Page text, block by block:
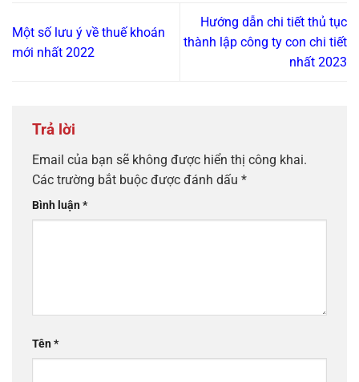
Một số lưu ý về thuế khoán
mới nhất 2022
Hướng dẫn chi tiết thủ tục
thành lập công ty con chi tiết
nhất 2023
Trả lời
Email của bạn sẽ không được hiển thị công khai.
Các trường bắt buộc được đánh dấu *
Bình luận*
Tên*